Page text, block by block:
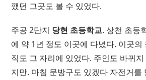
깼던 그곳도 볼 수 있었다.
주공 2단지 당현 초등학교. 상천 초등
에 약 1년 정도 이곳에 다녔다. 이곳의
직도 그 자리에 있었다. 주인도 바뀌
지만. 마침 문방구도 있겠다 자전거를